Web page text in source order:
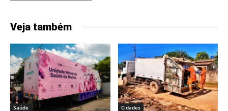
Veja também
Saúde Cidades